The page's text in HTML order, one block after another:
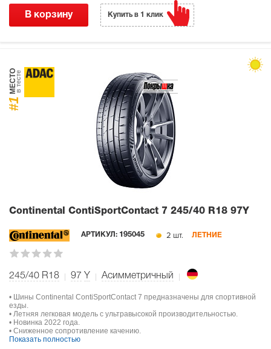
В корзину Купить в 1 клик
#1
МЕСТОв тесте
Continental ContiSportContact 7 245/40 R18 97Y
АРТИКУЛ: 195045 2 шт. ЛЕТНИЕ
245/40 R18 97 Y Асимметричный
• Шины Continental ContiSportContact 7 предназначены для спортивной
езды.
• Летняя легковая модель с ультравысокой производительностью.
• Новинка 2022 года.
• Сниженное сопротивление качению.
Показать полностью